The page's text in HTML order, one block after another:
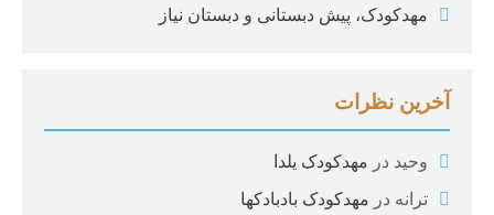
مهدکودک، پیش دبستانی و دبستان نیاز
آخرین نظرات
وحید در مهدکودک یلدا
ترانه در مهدکودک بادبادکها